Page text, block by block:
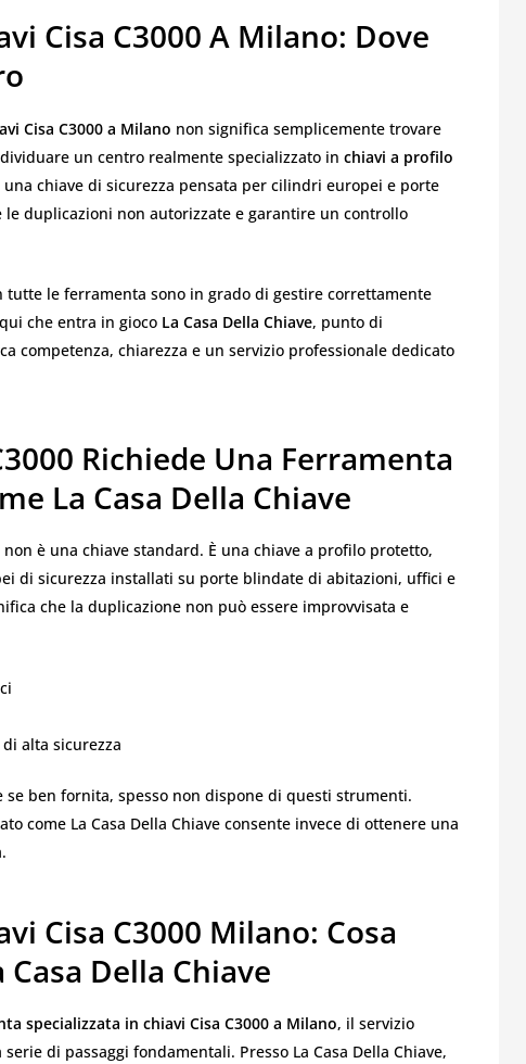
Cisa C3000 A Milano: Dove
Cisa C3000 a Milano non significa semplicemente trovare
un centro realmente specializzato in chiavi a profilo
una chiave di sicurezza pensata per cilindri europei e porte
duplicazioni non autorizzate e garantire un controllo
tutte le ferramenta sono in grado di gestire correttamente
che entra in gioco La Casa Della Chiave, punto di
competenza, chiarezza e un servizio professionale dedicato
Richiede Una Ferramenta
La Casa Della Chiave
non è una chiave standard. È una chiave a profilo protetto,
di sicurezza installati su porte blindate di abitazioni, uffici e
che la duplicazione non può essere improvvisata e
alta sicurezza
se ben fornita, spesso non dispone di questi strumenti.
come La Casa Della Chiave consente invece di ottenere una
Cisa C3000 Milano: Cosa
Casa Della Chiave
specializzata in chiavi Cisa C3000 a Milano, il servizio
di passaggi fondamentali. Presso La Casa Della Chiave,